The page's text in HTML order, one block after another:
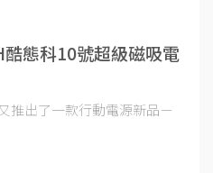
態科10號超級磁吸電
推出了一款行動電源新品－